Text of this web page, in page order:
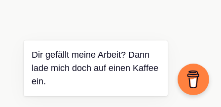
Dir gefällt meine Arbeit? Dann
lade mich doch auf einen Kaffee
ein.